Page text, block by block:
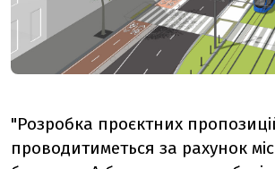
"Розробка проєктних
проводитиметься за рахунок